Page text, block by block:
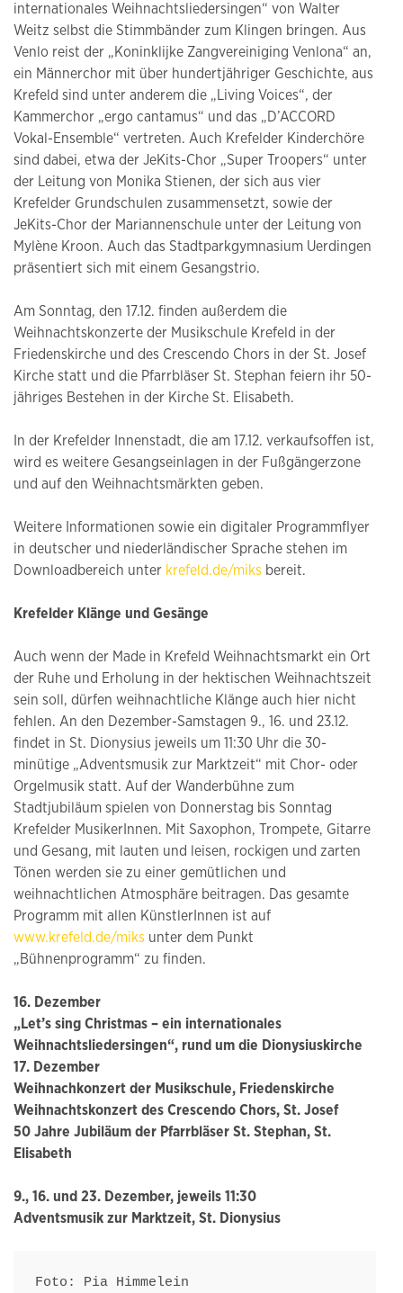
internationales Weihnachtsliedersingen“ von Walter
Weitz selbst die Stimmbänder zum Klingen bringen. Aus
Venlo reist der „Koninklijke Zangvereiniging Venlona“ an,
ein Männerchor mit über hundertjähriger Geschichte, aus
Krefeld sind unter anderem die „Living Voices“, der
Kammerchor „ergo cantamus“ und das „D’ACCORD
Vokal-Ensemble“ vertreten. Auch Krefelder Kinderchöre
sind dabei, etwa der JeKits-Chor „Super Troopers“ unter
der Leitung von Monika Stienen, der sich aus vier
Krefelder Grundschulen zusammensetzt, sowie der
JeKits-Chor der Mariannenschule unter der Leitung von
Mylène Kroon. Auch das Stadtparkgymnasium Uerdingen
präsentiert sich mit einem Gesangstrio.
Am Sonntag, den 17.12. finden außerdem die
Weihnachtskonzerte der Musikschule Krefeld in der
Friedenskirche und des Crescendo Chors in der St. Josef
Kirche statt und die Pfarrbläser St. Stephan feiern ihr 50-
jähriges Bestehen in der Kirche St. Elisabeth.
In der Krefelder Innenstadt, die am 17.12. verkaufsoffen ist,
wird es weitere Gesangseinlagen in der Fußgängerzone
und auf den Weihnachtsmärkten geben.
Weitere Informationen sowie ein digitaler Programmflyer
in deutscher und niederländischer Sprache stehen im
Downloadbereich unter krefeld.de/miks bereit.
Krefelder Klänge und Gesänge
Auch wenn der Made in Krefeld Weihnachtsmarkt ein Ort
der Ruhe und Erholung in der hektischen Weihnachtszeit
sein soll, dürfen weihnachtliche Klänge auch hier nicht
fehlen. An den Dezember-Samstagen 9., 16. und 23.12.
findet in St. Dionysius jeweils um 11:30 Uhr die 30-
minütige „Adventsmusik zur Marktzeit“ mit Chor- oder
Orgelmusik statt. Auf der Wanderbühne zum
Stadtjubiläum spielen von Donnerstag bis Sonntag
Krefelder MusikerInnen. Mit Saxophon, Trompete, Gitarre
und Gesang, mit lauten und leisen, rockigen und zarten
Tönen werden sie zu einer gemütlichen und
weihnachtlichen Atmosphäre beitragen. Das gesamte
Programm mit allen KünstlerInnen ist auf
www.krefeld.de/miks unter dem Punkt
„Bühnenprogramm“ zu finden.
16. Dezember
„Let’s sing Christmas – ein internationales
Weihnachtsliedersingen“, rund um die Dionysiuskirche
17. Dezember
Weihnachkonzert der Musikschule, Friedenskirche
Weihnachtskonzert des Crescendo Chors, St. Josef
50 Jahre Jubiläum der Pfarrbläser St. Stephan, St.
Elisabeth
9., 16. und 23. Dezember, jeweils 11:30
Adventsmusik zur Marktzeit, St. Dionysius
Foto: Pia Himmelein